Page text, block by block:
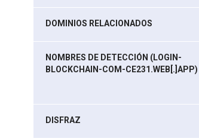
DOMINIOS RELACIONADOS
NOMBRES DE DETECCIÓN (LOGIN-
BLOCKCHAIN-COM-CE231.WEB[.]APP)
DISFRAZ